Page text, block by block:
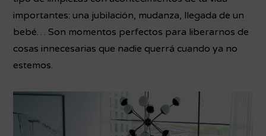
importantes: una jubilación, mudanza, llegada de un
bebé… Son momentos perfectos para liberarnos de
cosas innecesarias que nadie querrá cuando ya no
estemos.